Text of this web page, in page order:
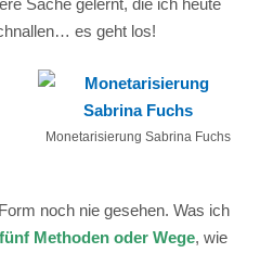
es geht los!
Monetarisierung Sabrina Fuchs
noch nie gesehen. Was ich
fünf Methoden oder Wege, wie